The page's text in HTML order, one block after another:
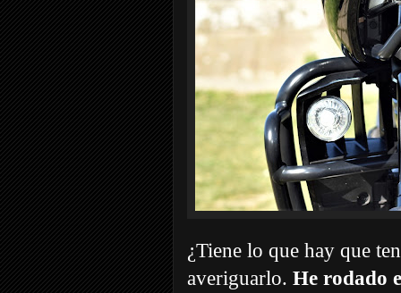
¿Tiene lo que hay que
averiguarlo. He rodado